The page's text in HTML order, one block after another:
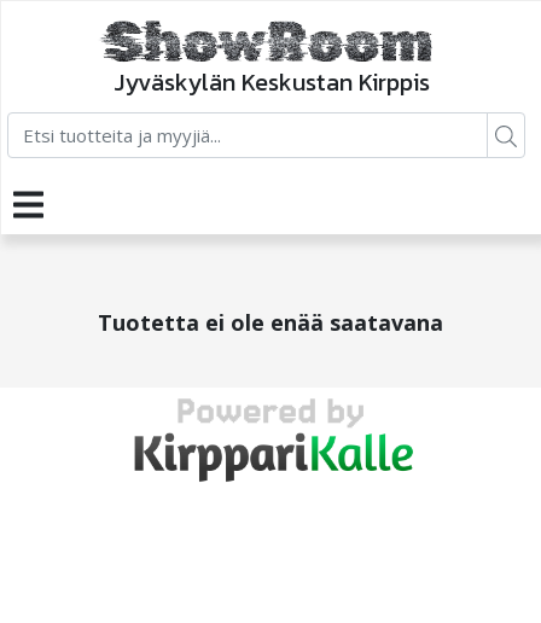
Jyväskylän Keskustan Kirppis
Tuotetta ei ole enää saatavana